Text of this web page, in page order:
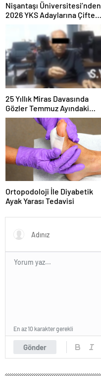
Nişantaşı Üniversitesi’nden
2026 YKS Adaylarına Çifte
Güvence: Sabit Ücret ve
Kesintisiz Burs
25 Yıllık Miras Davasında
Gözler Temmuz Ayındaki
Karar Duruşmasına Çevrildi
Ortopodoloji İle Diyabetik
Ayak Yarası Tedavisi
Gönder
En az 10 karakter gerekli